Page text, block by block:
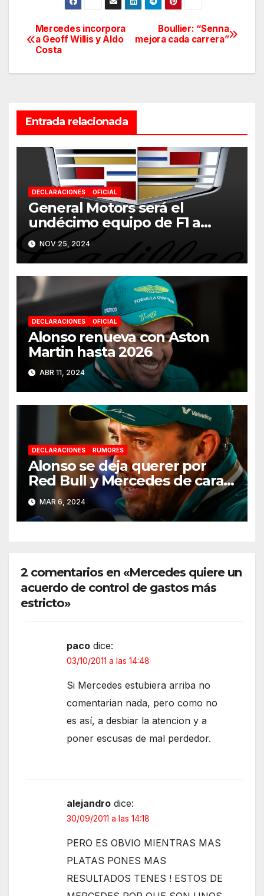
Navegación
de
Boullier: “Senna
mejora cada carrera”
Mercedes incorpora
a Geoff Willis y Aldo
Costa
Entrada relacionada
DECLARACIONES OFICIAL
General Motors será el
undécimo equipo de F1 a
partir de 2026
NOV 25, 2024
DECLARACIONES OFICIAL
Alonso renueva con Aston
Martin hasta 2026
ABR 11, 2024
DECLARACIONES RUMORES
Alonso se deja querer por
Red Bull y Mercedes de cara a
2025
MAR 6, 2024
2 comentarios en «Mercedes quiere un
acuerdo de control de gastos más
estricto»
paco dice:
03/10/2011 a las 14:48
Si Mercedes estubiera arriba no
comentarian nada, pero como no
es así, a desbiar la atencion y a
poner escusas de mal perdedor.
alejandro dice:
30/09/2011 a las 14:18
PERO ES OBVIO MIENTRAS MAS
PLATAS PONES MAS
RESULTADOS TENES ! ESTOS DE